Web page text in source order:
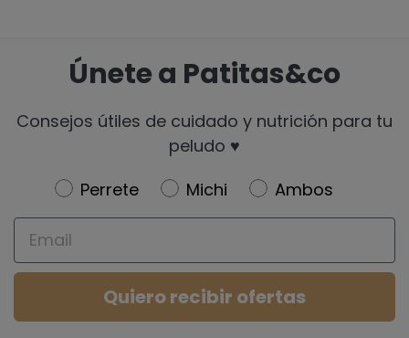
Únete a Patitas&co
Consejos útiles de cuidado y nutrición para tu
peludo ♥️
Newsletter
Perrete Michi
Ambos
Email
Quiero recibir ofertas